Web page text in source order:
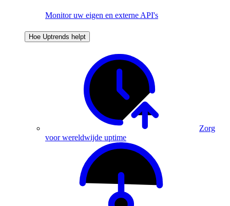
Monitor uw eigen en externe API's
Hoe Uptrends helpt
Zorg
voor wereldwijde uptime